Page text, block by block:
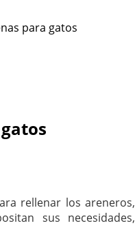
para gatos
rellenar los areneros,
sus necesidades,